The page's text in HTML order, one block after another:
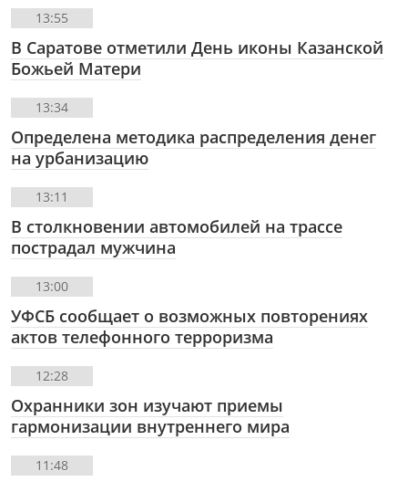
13:55
В Саратове отметили День иконы Казанской
Божьей Матери
13:34
Определена методика распределения денег
на урбанизацию
13:11
В столкновении автомобилей на трассе
пострадал мужчина
13:00
УФСБ сообщает о возможных повторениях
актов телефонного терроризма
12:28
Охранники зон изучают приемы
гармонизации внутреннего мира
11:48